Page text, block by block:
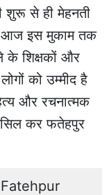
शुरू से ही मेहनती
आज इस मुकाम तक
के शिक्षकों और
को उम्मीद है
और रचनात्मक
कर फतेहपुर